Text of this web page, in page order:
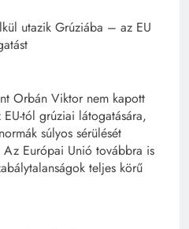
utazik Grúziába – az EU
Orbán Viktor nem kapott
tól grúziai látogatására,
súlyos sérülését
Európai Unió továbbra is
teljes körű